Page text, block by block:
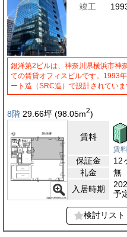
竣工
銀洋第2ビルは、神奈川県横浜市神
ての賃貸オフィスビルです。1993
ート造（SRC造）で設計されてい
8階 29.66坪 (98.05m2)
賃料
賃
保証金
12
礼金
無
入居時期
予
検討リスト